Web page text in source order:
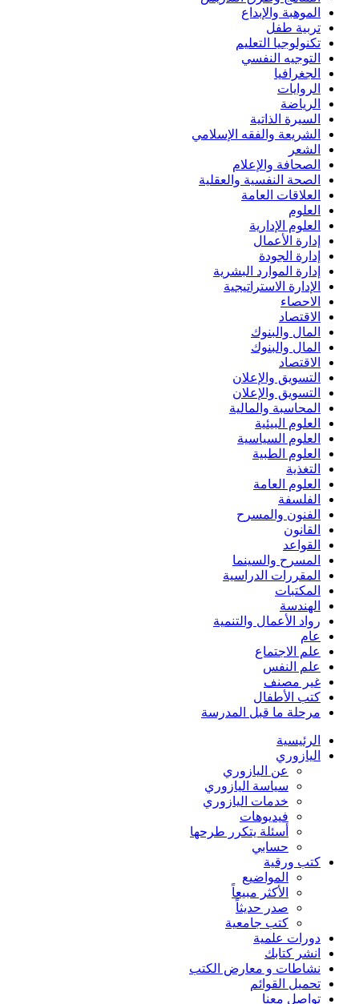
الموهبة والإبداع
تربية طفل
تكنولوجيا التعليم
التوجيه النفسي
الجغرافيا
الروايات
الرياضة
السيرة الذاتية
الشريعة والفقه الإسلامي
الشعر
الصحافة والإعلام
الصحة النفسية والعقلية
العلاقات العامة
العلوم
العلوم الإدارية
إدارة الأعمال
إدارة الجودة
إدارة الموارد البشرية
الإدارة الاستراتيجية
الاحصاء
الاقتصاد
المال والبنوك
المال والبنوك
الاقتصاد
التسويق والإعلان
التسويق والإعلان
المحاسبة والمالية
العلوم البيئية
العلوم السياسية
العلوم الطبية
التغذية
العلوم العامة
الفلسفة
الفنون والمسرح
القانون
القواعد
المسرح والسينما
المقررات الدراسية
المكتبات
الهندسة
رواد الأعمال والتنمية
عام
علم الاجتماع
علم النفس
غير مصنف
كتب الأطفال
مرحلة ما قبل المدرسة
الرئيسية
اليازوري
عن اليازوري
سياسة اليازوري
خدمات اليازوري
فيديوهات
أسئلة يتكرر طرحها
حسابي
كتب ورقية
المواضيع
الأكثر مبيعاً
صدر حديثاً
كتب جامعية
دورات علمية
انشر كتابك
نشاطات و معارض الكتب
تحميل القوائم
تواصل معنا